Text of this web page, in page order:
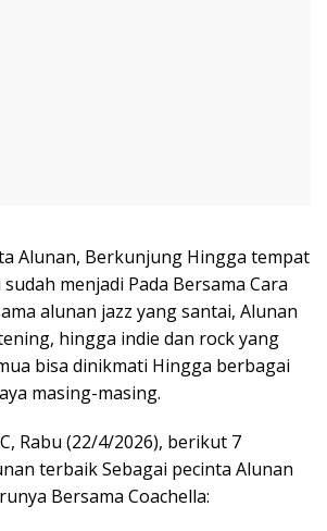
Alunan, Berkunjung Hingga tempat
menjadi Pada Bersama Cara
alunan jazz yang santai, Alunan
hingga indie dan rock yang
bisa dinikmati Hingga berbagai
masing-masing.
Rabu (22/4/2026), berikut 7
terbaik Sebagai pecinta Alunan
Bersama Coachella: